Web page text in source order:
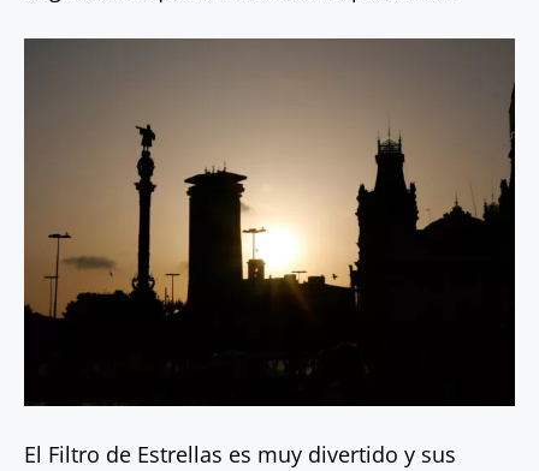
El Filtro de Estrellas es muy divertido y sus